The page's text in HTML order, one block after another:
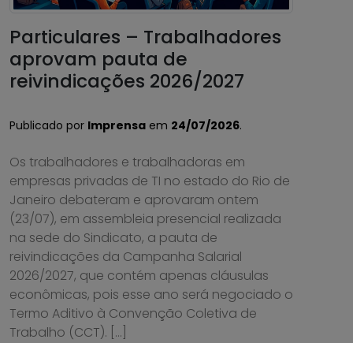
Particulares – Trabalhadores
aprovam pauta de
reivindicações 2026/2027
Publicado por Imprensa em 24/07/2026.
Os trabalhadores e trabalhadoras em
empresas privadas de TI no estado do Rio de
Janeiro debateram e aprovaram ontem
(23/07), em assembleia presencial realizada
na sede do Sindicato, a pauta de
reivindicações da Campanha Salarial
2026/2027, que contém apenas cláusulas
econômicas, pois esse ano será negociado o
Termo Aditivo à Convenção Coletiva de
Trabalho (CCT). […]